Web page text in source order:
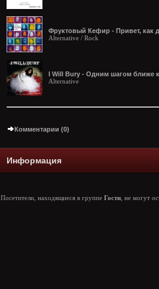
Фруктовый Кефир - Привет, как
Alternative / Rock
I Will Bury - Oдним шагом ближе
Alternative
Комментарии (0)
Информация
Посетители, находящиеся в группе Гости , не могут